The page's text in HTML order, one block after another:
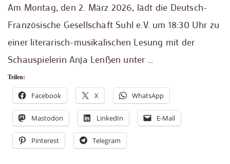
Am Montag, den 2. März 2026, lädt die Deutsch-
Französische Gesellschaft Suhl e.V. um 18:30 Uhr zu
einer literarisch-musikalischen Lesung mit der
Schauspielerin Anja Lenßen unter …
Teilen:
Facebook X WhatsApp
Mastodon LinkedIn E-Mail
Pinterest Telegram